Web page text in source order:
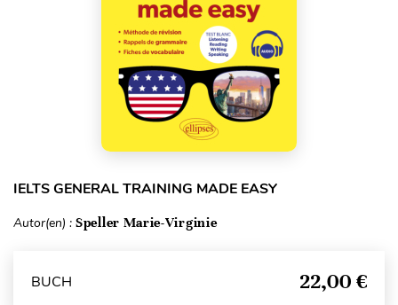
IELTS GENERAL TRAINING MADE EASY
Autor(en) : Speller Marie-Virginie
BUCH 22,00 €